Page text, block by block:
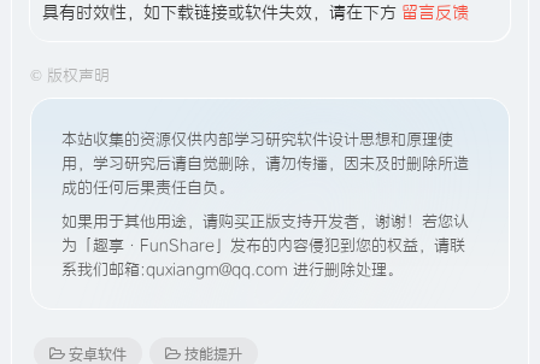
具有时效性，如下载链接或软件失效，请在下方 留言反馈
© 版权声明
本站收集的资源仅供内部学习研究软件设计思想和原理使
用，学习研究后请自觉删除，请勿传播，因未及时删除所造
成的任何后果责任自负。
如果用于其他用途，请购买正版支持开发者，谢谢！若您认
为「趣享·FunShare」发布的内容侵犯到您的权益，请联
系我们邮箱:quxiangm@qq.com 进行删除处理。
安卓软件 技能提升